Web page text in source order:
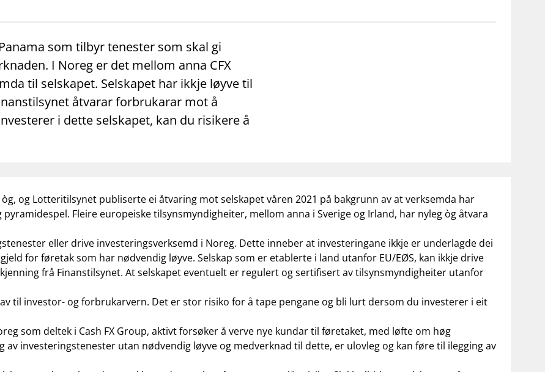
som tilbyr tenester som skal gi
I Noreg er det mellom anna CFX
til selskapet. Selskapet har ikkje løyve til
åtvarar forbrukarar mot å
i dette selskapet, kan du risikere å
, og Lotteritilsynet publiserte ei åtvaring mot selskapet våren 2021 på bakgrunn av at verksemda har
Fleire europeiske tilsynsmyndigheiter, mellom anna i Sverige og Irland, har nyleg òg åtvara
eller drive investeringsverksemd i Noreg. Dette inneber at investeringane ikkje er underlagde dei
for føretak som har nødvendig løyve. Selskap som er etablerte i land utanfor EU/EØS, kan ikkje drive
frå Finanstilsynet. At selskapet eventuelt er regulert og sertifisert av tilsynsmyndigheiter utanfor
til investor- og forbrukarvern. Det er stor risiko for å tape pengane og bli lurt dersom du investerer i eit
som deltek i Cash FX Group, aktivt forsøker å verve nye kundar til føretaket, med løfte om høg
investeringstenester utan nødvendig løyve og medverknad til dette, er ulovleg og kan føre til ilegging av